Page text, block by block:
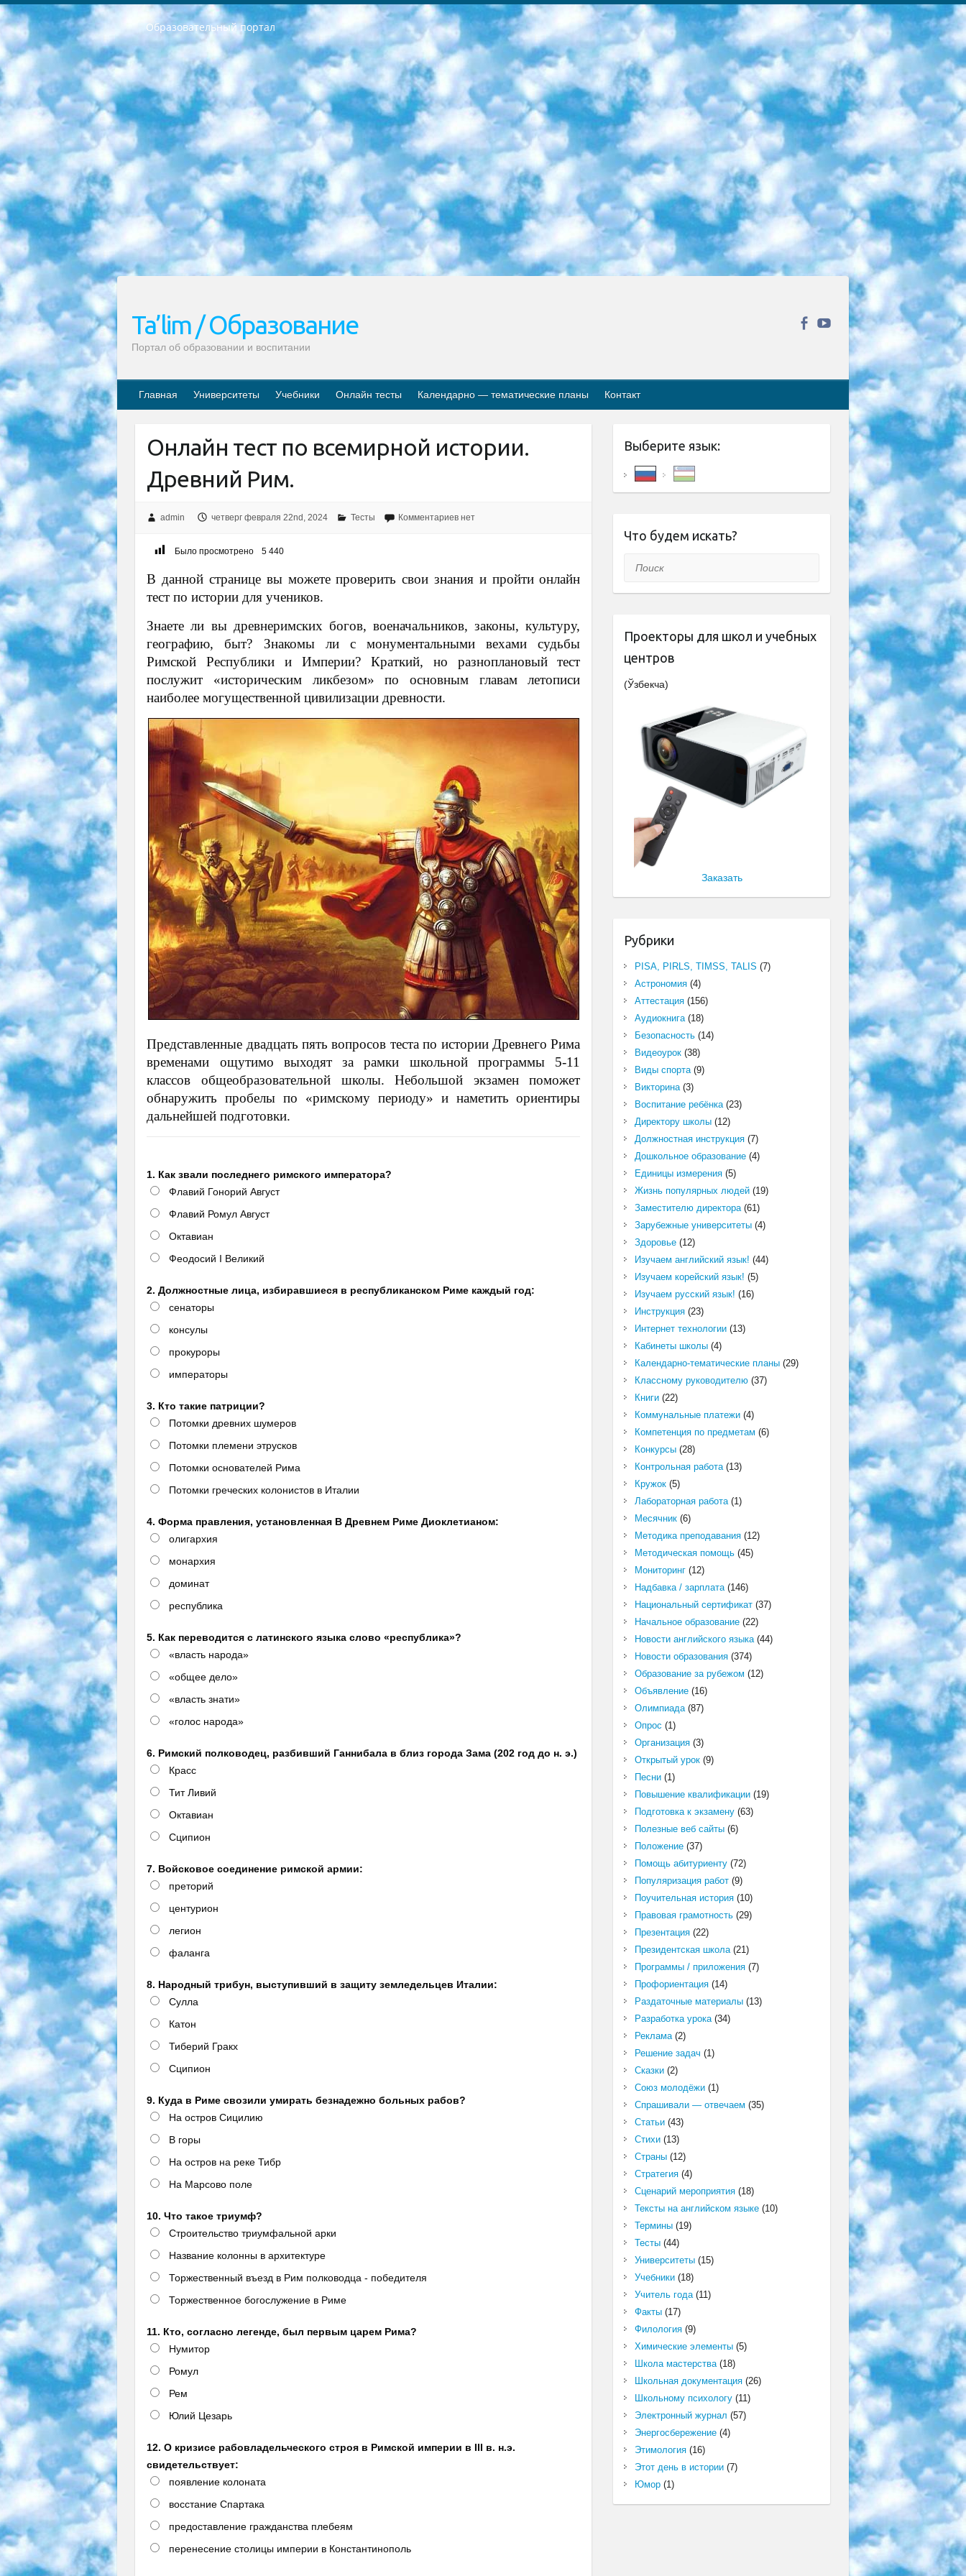
Образовательный портал
РЕСПУБЛИКА УЗБЕКИСТАН МИНИСТРЕРСТВО ДОШКОЛЬНОГО И ШКОЛЬНОГО ОБРАЗОВАНИЯ КОМАНДА в общеобразовательных учреждениях в 2023-2024 учебном году организация и проведение итоговой государственной аттестации обучающихся о Министра дошкольного и школьного образования Республики Узбекистан от 4 марта 2008 года (постановлением Минюста от 20 марта 2008 года № 1778 государственной регистрации) «Итоговое состояние учащихся общего среднего образования на основании положения об утверждении положения об аттестации общего среднего образования выпускной экзамен студентов в образовательных учреждениях в 2023-2024 учебном году В целях организации и прохождения аттестации приказываю: 1. Следующее: перечень предметов, по которым будет проводиться итоговая государственная аттестация и экзамен формы перевода согласно приложению 1; сертификаты международного образца, оценивающие уровень владения иностранными языками перечень согласно приложению 2; 2. Педагогический при специализированных образовательных учреждениях. научно-практический центр квалификации и международной оценки (Д.Давидова) 2024 г. До 25 марта: задания по предметам, по которым будет проводиться итоговая аттестация разработка и утверждение технических условий; итоговая аттестация на основании разработанного предметного задания разработка вопросов по предметам (устно и письменно), экзамен передача; общеобразовательные средние школы и специальные учебные заведения учащиеся выпускных классов школ и интернатов в агентской системе подготовка базы данных экзаменационных материалов и критериев оценки; перевод базы экзаменационных материалов на все языки обучения подать в Республиканский образовательный центр для изготовления; варианты экзаменов на основе разработанных контрольных материалов пусть будут поставлены задачи формирования. 3. Республиканский образовательный центр (Ш.Худайкулов) до 5 апреля 2024 года. до: база данных предоставленных экзаменационных материалов на все языки обучения перевод и экспертиза; для слепых, слабовидящих, глухих, слабослышащих и умственно отсталых детей учащиеся выпускных классов специализированных школ и школ-интернатов база данных экзаменационных материалов на всех преподаваемых языках подготовка критериев оценки; специализированные школы для умственно отсталых детей и технологии для учащихся выпускных классов школ-интернатов разработка соответствующих рекомендаций и критериев проведения ЕГЭ по естествознанию давать задания. 4. Педагогический при специализированных образовательных учреждениях. Научно-практический центр навыков и международной оценки (Д.Давидова), Республика образовательный центр (Худайкулов Ш.) итоговый государственный аттестационный экзамен ориентирован на творческое и логическое мышление при подготовке базы материалов учитывать введение заданий. 5. Следует отметить, что: сертификат государственного образца о знании общеобразовательного предмета и как минимум национальный уровень B1 по предметам на иностранных языках, указанным в Приложении 2. или международно признанный сертификат эквивалентного уровня студенты, изучающие определенный предмет, освобождаются от экзамена; по соответствующим предметам запланирована итоговая государственная аттестация за день до дня, путем жеребьевки Рабочей группой (в письменной форме по предметам, проводимым в форме) из числа сформированных вариантов выбрано 2 варианта; 2 выбранных варианта экзамена анонсированы на официальном сайте министерства и все выпускники по всей стране на основе этих вариантов проводит итоговую государственную аттестацию. 6. Государственное образование учащихся средних общеобразовательных учреждений. знания в соответствии с квалификационными требованиями, которые необходимо приобрести на основании стандартов итоговый (выпускной) контроль для 9 и 11 классов в целях тестирования Экзамены (далее – экзамены) состоят из предметов, перечисленных в приложении 1. будет сделано. 7. Экзамены пройдут с 26 мая по 15 июня 2024 г. (кроме науки физического воспитания). 8. Физическая для учащихся 9 классов общесредних образовательных учреждений. Экзамены по предмету «Образование, квалификация медицина» 1-6 мая 2024 года. сотрудники перевести под присмотр (с отклонениями в физическом или умственном развитии) специализированная школа для детей, школы-интернаты и со сколиозом школы-интернаты санаторного типа для больных детей исключены). 9. Он был слепым, слабовидящим и имел нарушения опорно-двигательного аппарата. экзамены в специализированных школах и интернатах для детей должны проводиться исходя из требований, предъявляемых к общеобразовательным учреждениям (физкультура кроме науки). 10. Специализированная школа для глухих и слабослышащих детей. и экзамены в интернатах и быть реализован в виде письменного теста по математике. 11. Специальность для умственно отсталых детей. Для 9 класса Родной язык и литературное письмо Государственный язык (язык обучения – узбекский). для неклассов) написано Математическое письмо Письменная/устная история Узбекистана Физическое воспитание практично Итоговый контроль Для 11 класса Написание родного языка и литературы (эссе) Математическое письмо Узбекский язык (обучение на узбекском языке) не посещающее общее среднее образование для учреждений)/Образовательное учреждение выбор письменный и устный Иностранный язык письменный/устный Письменная/устная история Узбекистана *По выбору студента:  Химия  Физика  Основы государственного права  География 10 бесплатных образовательных ресурсов - Мы составили подборку онлайн-проектов с интерактивными упражнениями, видеолекциями и статьями. Они помогут вам обрести новые и освежить старые знания бесплатно. 1. «ИНТУИТ» Старейшая образовательная площадка Рунета. Здесь вы найдёте сотни текстовых и видеокурсов на десятки различных тем — от программирования до психологии. Многие курсы подготовлены российскими университетами и крупными международными компаниями вроде Intel и Microsoft. Самостоятельное обучение бесплатное, но желающие могут оплатить услуги персональных наставников. 2. «Смартия» знакомит с актуальными профессиями и подсказывает, как им обучаться. Выбрав заинтересовавшую вас специальность — SMM-специалист, фотограф, веб-дизайнер или другую, — увидите список необходимых для неё умений. Чтобы вы могли освоить их самостоятельно, для каждого умения площадка отображает подборку ссылок на учебные материалы. Хотя «Смартия» ориентируется на русскоязычную аудиторию, часть контента всё же доступна только на английском. 3. «Лекторий Физтеха» Проект Московского физико-технического института (Физтеха). С его помощью вы можете смотреть онлайн серии лекций, записанные на видео в этом вузе. В числе доступных предметов — физика, биология, химия, информационные технологии и другие. К некоторым лекциям администрация ресурса прилагает готовые конспекты, которые можно скачивать в PDF-формате. 4. ITMOcourses Онлайн-площадка Санкт-Петербургского национального исследовательского университета информационных технологий, механики и оптики (ИТМО). Ресурс предоставляет свободный доступ к курсам, разработанным в этом вузе. Каталог материалов разбит на четыре категории: «Оптические системы и технологии», «Приборостроение и робототехника», «Информационные технологии» и «Биотехнологии». Курсы состоят из видеолекций, интерактивных демонстраций и заданий. 5. «КиберЛенинка» Электронная научная библиотека открытого доступа. Каталог площадки регулярно обрастает текстами статей из различных научных изданий. Сгруппированные по журналам и рубрикам публикации можно читать онлайн или скачивать целиком в PDF-формате. Проект нацелен на популяризацию науки за счёт открытого доступа к качественной информации. 6. «ПостНаука» На этом ресурсе публикуют подборки видеолекций, составленные экспертами из разных отраслей и объединённые общими темами. Среди них, к примеру, есть серии «Биоинформатика и геномика», «Культура средневековой Скандинавии» и Cinema Studies о теории кино. Каждая подборка лекций — логически связанная история, рассказанная экспертом от первого лица. Кроме того, на сайте появляются научно-образовательные статьи и тесты на разные темы. 7. «Newочём» Команда проекта «Newочём» отбирает самые интересные тексты из англоязычных СМИ и переводит те из них, за которые голосуют участники сообщества «ВКонтакте». По большей части это научно-популярные статьи. Редакторы придумывают лишь заголовки, в остальном содержание переводов соответствует оригиналам. Полные тексты можно читать прямо в социальной сети. 8. InternetUrok Онлайн-база материалов по основным дисциплинам школьной программы. Информация на сайте структурирована по классам, предметам и темам (урокам). Каждый урок состоит из видеолекций и конспектов. Есть также интерактивные тренажёры и тесты для закрепления пройденного материала. Даже если вы давно окончили школу, возможность повторить программу старших классов всегда может пригодиться. 9. Edutainme Ещё один ресурс об образовании. В отличие от Newtonew, как мне кажется, Edutainme больше ориентируется на представителей индустрии: педагогов, предпринимателей, разработчиков образовательных проектов. Но и любой, кто просто стремится к саморазвитию, найдёт на сайте много полезного и интересного для себя. Например, информацию о новых курсах и образовательных сервисах. 10. Newtonew Онлайн-медиа об образовании и обучении в широком смысле. Авторы Newtonew пишут об инструментах, заведениях, тактиках и стратегиях, которые помогают учить других и получать новые знания самостоятельно. На этой площадке вы найдёте новости, обзоры, аналитические мат
Ta’lim / Образование
Портал об образовании и воспитании
Главная Университеты Учебники Онлайн тесты Календарно — тематические планы Контакт
Онлайн тест по всемирной истории.
Древний Рим.
admin четверг февраля 22nd, 2024 Тесты Комментариев нет
Было просмотрено 5 440
В данной странице вы можете проверить свои знания и пройти онлайн
тест по истории для учеников.
Знаете ли вы древнеримских богов, военачальников, законы, культуру,
географию, быт? Знакомы ли с монументальными вехами судьбы
Римской Республики и Империи? Краткий, но разноплановый тест
послужит «историческим ликбезом» по основным главам летописи
наиболее могущественной цивилизации древности.
Представленные двадцать пять вопросов теста по истории Древнего Рима
временами ощутимо выходят за рамки школьной программы 5-11
классов общеобразовательной школы. Небольшой экзамен поможет
обнаружить пробелы по «римскому периоду» и наметить ориентиры
дальнейшей подготовки.
1. Как звали последнего римского императора?
Флавий Гонорий Август
Флавий Ромул Август
Октавиан
Феодосий I Великий
2. Должностные лица, избиравшиеся в республиканском Риме каждый год:
сенаторы
консулы
прокуроры
императоры
3. Кто такие патриции?
Потомки древних шумеров
Потомки племени этрусков
Потомки основателей Рима
Потомки греческих колонистов в Италии
4. Форма правления, установленная В Древнем Риме Диоклетианом:
олигархия
монархия
доминат
республика
5. Как переводится с латинского языка слово «республика»?
«власть народа»
«общее дело»
«власть знати»
«голос народа»
6. Римский полководец, разбивший Ганнибала в близ города Зама (202 год до н. э.)
Красс
Тит Ливий
Октавиан
Сципион
7. Войсковое соединение римской армии:
преторий
центурион
легион
фаланга
8. Народный трибун, выступивший в защиту земледельцев Италии:
Сулла
Катон
Тиберий Гракх
Сципион
9. Куда в Риме свозили умирать безнадежно больных рабов?
На остров Сицилию
В горы
На остров на реке Тибр
На Марсово поле
10. Что такое триумф?
Строительство триумфальной арки
Название колонны в архитектуре
Торжественный въезд в Рим полководца - победителя
Торжественное богослужение в Риме
11. Кто, согласно легенде, был первым царем Рима?
Нумитор
Ромул
Рем
Юлий Цезарь
12. О кризисе рабовладельческого строя в Римской империи в III в. н.э.
свидетельствует:
появление колоната
восстание Спартака
предоставление гражданства плебеям
перенесение столицы империи в Константинополь
Выберите язык:
Что будем искать?
Поиск
Проекторы для школ и учебных
центров
(Ўзбекча)
Заказать
Рубрики
PISA, PIRLS, TIMSS, TALIS (7)
Астрономия(4)
Аттестация(156)
Аудиокнига(18)
Безопасность(14)
Видеоурок(38)
Виды спорта(9)
Викторина(3)
Воспитание ребёнка(23)
Директору школы(12)
Должностная инструкция(7)
Дошкольное образование(4)
Единицы измерения(5)
Жизнь популярных людей(19)
Заместителю директора(61)
Зарубежные университеты(4)
Здоровье(12)
Изучаем английский язык! (44)
Изучаем корейский язык! (5)
Изучаем русский язык! (16)
Инструкция(23)
Интернет технологии(13)
Кабинеты школы(4)
Календарно-тематические планы(29)
Классному руководителю(37)
Книги(22)
Коммунальные платежи(4)
Компетенция по предметам (6)
Конкурсы(28)
Контрольная работа(13)
Кружок(5)
Лабораторная работа(1)
Месячник(6)
Методика преподавания(12)
Методическая помощь(45)
Мониторинг(12)
Надбавка / зарплата(146)
Национальный сертификат(37)
Начальное образование(22)
Новости английского языка(44)
Новости образования(374)
Образование за рубежом (12)
Объявление(16)
Олимпиада(87)
Опрос (1)
Организация(3)
Открытый урок(9)
Песни(1)
Повышение квалификации(19)
Подготовка к экзамену(63)
Полезные веб сайты(6)
Положение(37)
Помощь абитуриенту(72)
Популяризация работ(9)
Поучительная история(10)
Правовая грамотность(29)
Презентация(22)
Президентская школа(21)
Программы / приложения(7)
Профориентация(14)
Раздаточные материалы(13)
Разработка урока(34)
Реклама(2)
Решение задач (1)
Сказки(2)
Союз молодёжи(1)
Спрашивали — отвечаем (35)
Статьи(43)
Стихи(13)
Страны(12)
Стратегия(4)
Сценарий мероприятия(18)
Тексты на английском языке(10)
Термины(19)
Тесты(44)
Университеты(15)
Учебники(18)
Учитель года(11)
Факты(17)
Филология(9)
Химические элементы(5)
Школа мастерства(18)
Школьная документация(26)
Школьному психологу(11)
Электронный журнал (57)
Энергосбережение(4)
Этимология(16)
Этот день в истории(7)
Юмор(1)